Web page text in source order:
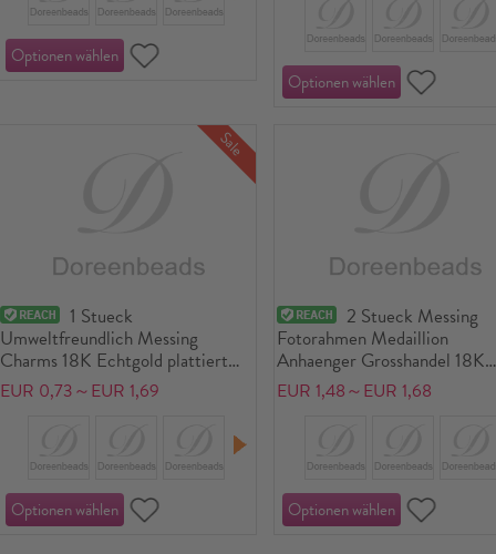
Sale
1 Stueck
Umweltfreundlich Messing
Charms 18K Echtgold plattiert
Message Micro Pave Klar
Zirkonia
EUR 0,73～EUR 1,69
2 Stueck Messing
Fotorahmen Medaillion
Anhaenger Grosshandel 18K
Echtgold plattiert Emaille Oval
Blumen Zum Oeffnen 27mm x
EUR 1,48～EUR 1,68